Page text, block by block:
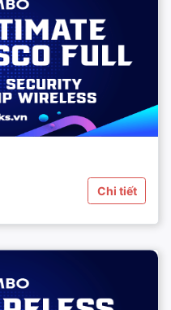
Chi tiết